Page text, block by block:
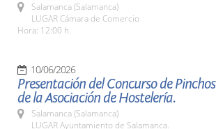
Salamanca (Salamanca)
LUGAR Cámara de Comercio
Hora: 12:00 h.
10/06/2026
Presentación del Concurso de Pinchos
de la Asociación de Hostelería.
Salamanca (Salamanca)
LUGAR Ayuntamiento de Salamanca.